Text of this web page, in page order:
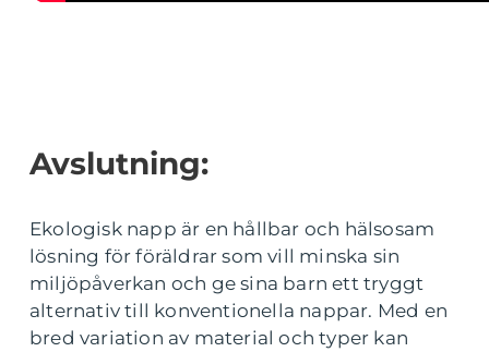
Avslutning:
Ekologisk napp är en hållbar och hälsosam
lösning för föräldrar som vill minska sin
miljöpåverkan och ge sina barn ett tryggt
alternativ till konventionella nappar. Med en
bred variation av material och typer kan